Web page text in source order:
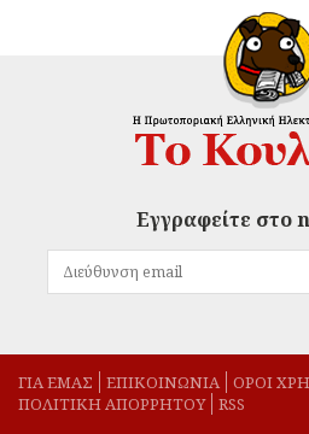
Εγγραφείτε στο
ΓΙΑ ΕΜΑΣ EΠΙΚΟΙΝΩΝΙΑ
ΟΡΟΙ
ΠΟΛΙΤΙΚΗ ΑΠΟΡΡΗΤΟΥ
RSS